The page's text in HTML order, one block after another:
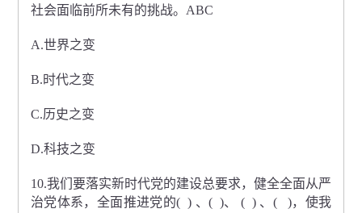
社会面临前所未有的挑战。ABC
A.世界之变
B.时代之变
C.历史之变
D.科技之变
10.我们要落实新时代党的建设总要求，健全全面从严
治党体系，全面推进党的( ) 、( )、 ( ) 、( )，使我